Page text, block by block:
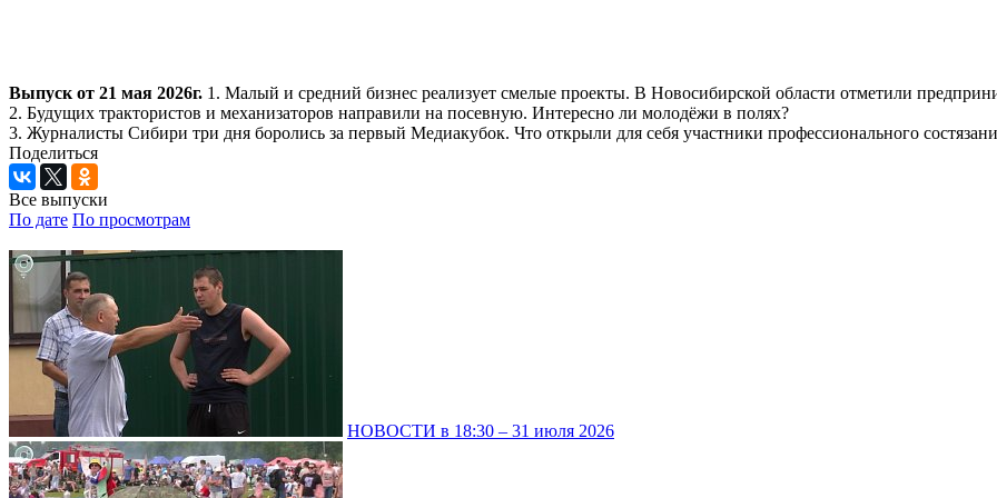
Выпуск от 21 мая 2026г. 1. Малый и средний бизнес реализует смелые проекты. В Новосибирской области отметили
2. Будущих трактористов и механизаторов направили на посевную. Интересно ли молодёжи в полях?
3. Журналисты Сибири три дня боролись за первый Медиакубок. Что открыли для себя участники профессионального
Поделиться
Все выпуски
По дате По просмотрам
НОВОСТИ в 18:30 – 31 июля 2026